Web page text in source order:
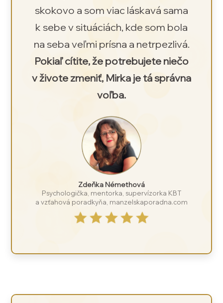
skokovo a som viac láskavá sama
k sebe v situáciách, kde som bola
na seba veľmi prísna a netrpezlivá.
Pokiaľ cítite, že potrebujete niečo
v živote zmeniť, Mirka je tá správna
voľba.
Zdeňka Némethová
Psychologička, mentorka, supervízorka KBT
a vzťahová poradkyňa, manzelskaporadna.com